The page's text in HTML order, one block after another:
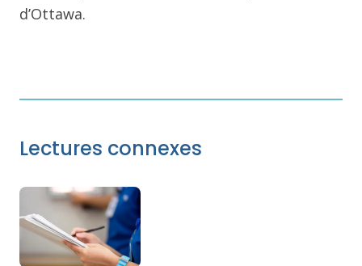
d’Ottawa.
Lectures connexes